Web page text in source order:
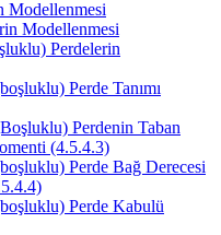
Modellenmesi
Modellenmesi
Perdelerin
Perde Tanımı
Perdenin Taban
(4.5.4.3)
Perde Bağ Derecesi
Perde Kabulü